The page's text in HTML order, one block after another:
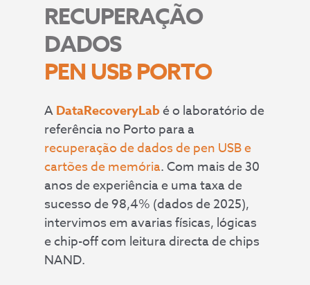
RECUPERAÇÃO
DADOS
PEN USB PORTO
ADataRecoveryLabé o laboratório de
referência no Porto para a
recuperação de dados de pen USB e
cartões de memória. Com mais de 30
anos de experiência e uma taxa de
sucesso de 98,4% (dados de 2025),
intervimos em avarias físicas, lógicas
e chip-off com leitura directa de chips
NAND.